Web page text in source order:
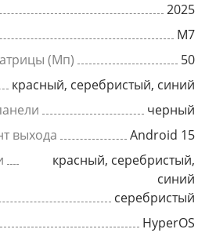
2025
M7
(Мп)
50
красный, серебристый, синий
черный
выхода
Android 15
красный, серебристый,
синий
серебристый
HyperOS